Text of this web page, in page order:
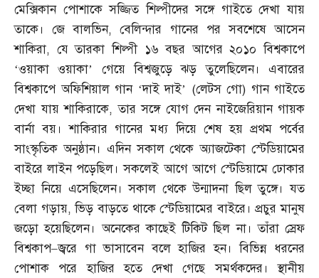
মেক্সিকান পোশাকে সজ্জিত শিল্পীদের সঙ্গে গাইতে দেখা যায়
তাকে। জে বালভিন,বেলিন্দার গানের পর সবশেষে আসেন
শাকিরা, যে তারকা শিল্পী ১৬ বছর আগের ২০১০ বিশ্বকাপে
‘ওয়াকা ওয়াকা’ গেয়ে বিশ্বজুড়ে ঝড় তুলেছিলেন। এবারের
বিশ্বকাপে অফিশিয়াল গান ‘দাই দাই’ (লেটস গো) গান গাইতে
দেখা যায় শাকিরাকে,তার সঙ্গে যোগ দেন নাইজেরিয়ান গায়ক
বার্না বয়। শাকিরার গানের মধ্য দিয়ে শেষ হয় প্রথম পর্বের
সাংস্কৃতিক অনুষ্ঠান। এদিন সকাল থেকে অ্যাজটেকা স্টেডিয়ামের
বাইরে লাইন পড়েছিল। সকলেই আগে আগে স্টেডিয়ামে ঢোকার
ইচ্ছা নিয়ে এসেছিলেন। সকাল থেকে উন্মাদনা ছিল তুঙ্গে। যত
বেলা গড়ায়,ভিড় বাড়তে থাকে স্টেডিয়ামের বাইরে। প্রচুর মানুষ
জড়ো হয়েছিলেন। অনেকের কাছেই টিকিট ছিল না। তাঁরা স্রেফ
বিশ্বকাপ–জ্বরে গা ভাসাবেন বলে হাজির হন। বিভিন্ন ধরনের
পোশাক পরে হাজির হতে দেখা গেছে সমর্থকদের। স্থানীয়